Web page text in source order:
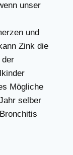
unser
und
Zink die
der
Mögliche
selber